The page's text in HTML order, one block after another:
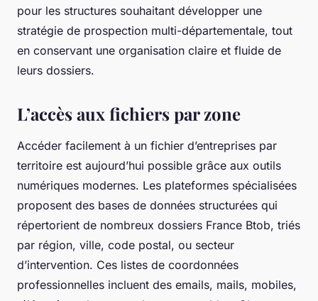
pour les structures souhaitant développer une
stratégie de prospection multi-départementale, tout
en conservant une organisation claire et fluide de
leurs dossiers.
L’accès aux fichiers par zone
Accéder facilement à un fichier d’entreprises par
territoire est aujourd’hui possible grâce aux outils
numériques modernes. Les plateformes spécialisées
proposent des bases de données structurées qui
répertorient de nombreux dossiers France Btob, triés
par région, ville, code postal, ou secteur
d’intervention. Ces listes de coordonnées
professionnelles incluent des emails, mails, mobiles,